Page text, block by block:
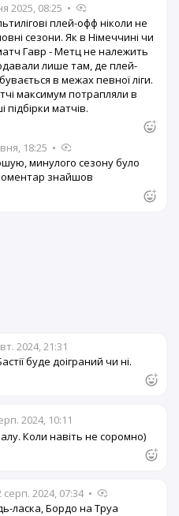
2025, 08:25 •
плей-офф ніколи не
сезони. Як в Німеччині чи
Гавр - Метц не належить
лише там, де плей-
в межах певної ліги.
максимум потрапляли в
підбірки матчів.
18:25 •
минулого сезону було
знайшов
2024, 21:31
буде доіграний чи ні.
2024, 10:11
Коли навіть не соромно)
серп. 2024, 07:34 •
ласка, Бордо на Труа